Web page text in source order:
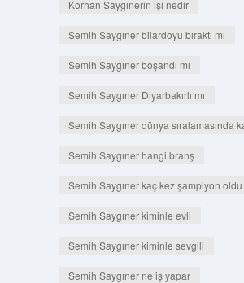
Korhan Saygınerin işi nedir
Semih Saygıner bilardoyu bıraktı mı
Semih Saygıner boşandı mı
Semih Saygıner Diyarbakırlı mı
Semih Saygıner dünya sıralamasında
Semih Saygıner hangi branş
Semih Saygıner kaç kez şampiyon oldu
Semih Saygıner kiminle evli
Semih Saygıner kiminle sevgili
Semih Saygıner ne iş yapar